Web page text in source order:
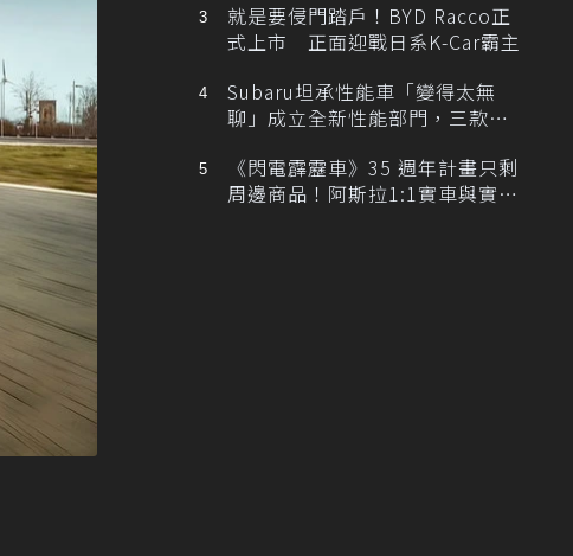
就是要侵門踏戶！BYD Racco正
式上市 正面迎戰日系K-Car霸主
Subaru坦承性能車「變得太無
聊」成立全新性能部門，三款手
《閃電霹靂車》35 週年計畫只剩
周邊商品！阿斯拉1:1實車與實體